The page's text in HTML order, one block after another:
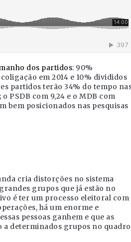
dos partidos: 90%
em 2014 e 10% divididos
partidos terão 34% do tempo
PSDB com 9,24 e o MDB com
bem posicionados nas pesquisas
cria distorções no sistema
grupos que já estão no
é ter um processo eleitoral com
há um enorme e
pessoas ganhem e que as
a determinados grupos no quadro